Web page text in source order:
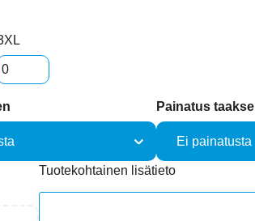
Painatus taakse
Tuotekohtainen lisätieto